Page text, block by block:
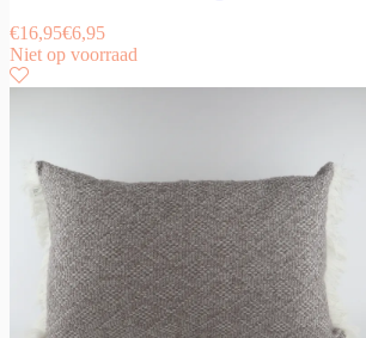
€16,95€6,95
Niet op voorraad